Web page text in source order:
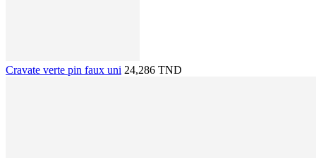
Cravate verte pin faux uni 24,286 TND